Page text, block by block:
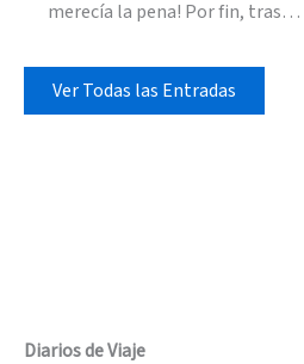
merecía la pena! Por fin, tras…
Ver Todas las Entradas
Diarios de Viaje